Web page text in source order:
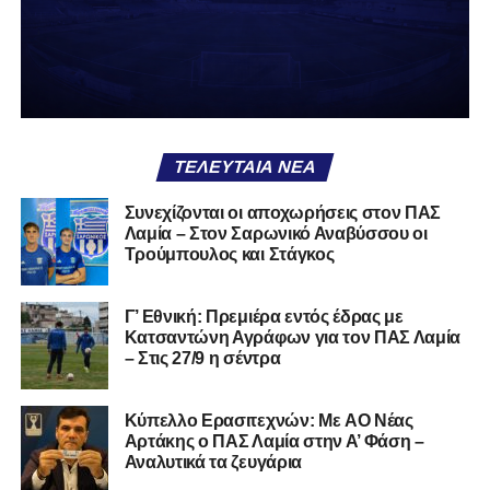
δείχνει να μην ξέρει τι θέλει να είναι. Και αυτό είναι πάντα
φίλαθλοι και περίγυρος, αντί για παράγοντες
Ασχολούνται περισσότερο με τις «χάρες» των άλλων
παρά με τις δικές τους αδυναμίες. Σαν να ψάχνεις
στον διπλανό το γιατί δεν βρέχει, ενώ κρατάς
ομπρέλα μέσα στο σαλόνι.
εμπειρίαανώτερων επιπέδων,δεν μπορεί να εκπέμπει
εικόνα ομάδας-θύματος.Δεν γίνεται να μιλά για «κέντρα
αποφάσεων» και «επιρροές» και «αδικίες».
ομολογούν μειονεξία. Τη διορθώνουν.Βέβαια αυτό
απαιτεί και ισχυρό διοικητικό αποτύπωμα. Κάτι που σε
αυτή την έκδοση του ΠΑΣ Λαμία, με όσα προηγήθηκαν το
ΤΕΛΕΥΤΑΊΑ ΝΈΑ
Συνεχίζονται οι αποχωρήσεις στον ΠΑΣ
Λαμία – Στον Σαρωνικό Αναβύσσου οι
Τρούμπουλος και Στάγκος
Γ’ Εθνική: Πρεμιέρα εντός έδρας με
Κατσαντώνη Αγράφων για τον ΠΑΣ Λαμία
– Στις 27/9 η σέντρα
Kύπελλο Ερασιτεχνών: Με AO Nέας
Αρτάκης ο ΠΑΣ Λαμία στην Α’ Φάση –
Αναλυτικά τα ζευγάρια